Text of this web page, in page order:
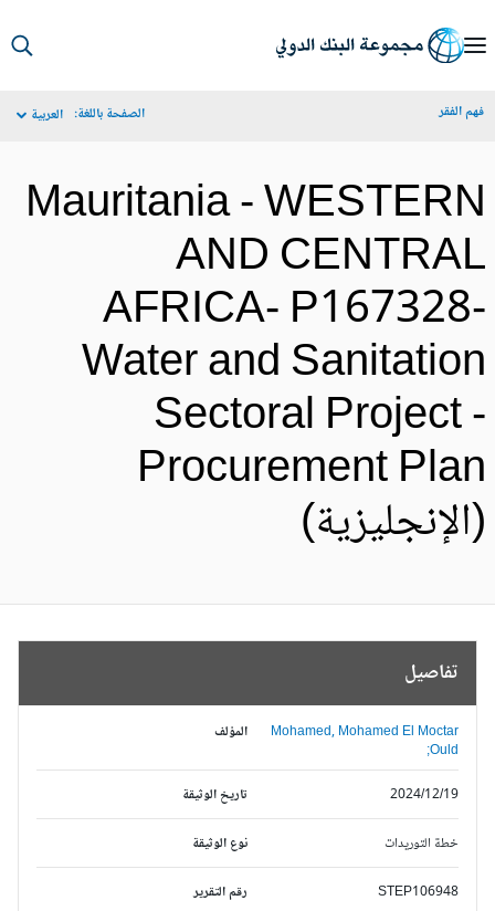
الفقر الصفحة باللغة: العربية
Mauritania -
AND
AFRICA-
Water and
Sectoral Project
Procurement
تفاصيل
المؤلف
Mohamed, Mohamed El Moctar
Ould;
تاريخ الوثيقة
2024/12/19
نوع الوثيقة خطة التوريدات
رقم التقرير STEP106948